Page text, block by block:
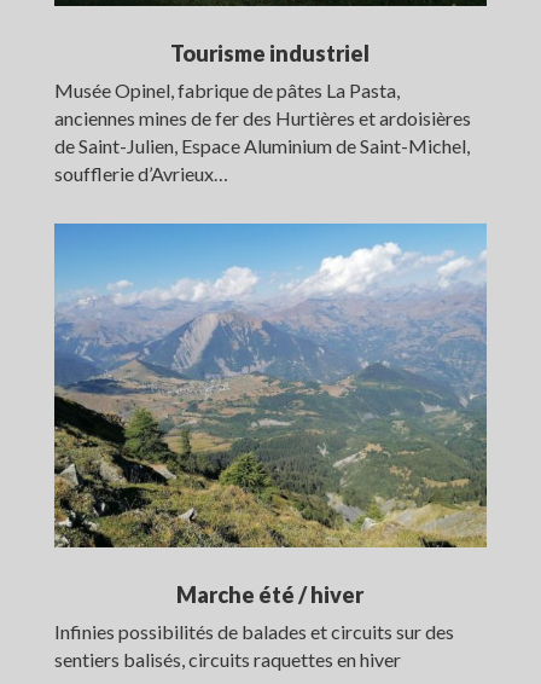
Tourisme industriel
Musée Opinel, fabrique de pâtes La Pasta,
anciennes mines de fer des Hurtières et ardoisières
de Saint-Julien, Espace Aluminium de Saint-Michel,
soufflerie d’Avrieux…
Marche été / hiver
Infinies possibilités de balades et circuits sur des
sentiers balisés, circuits raquettes en hiver